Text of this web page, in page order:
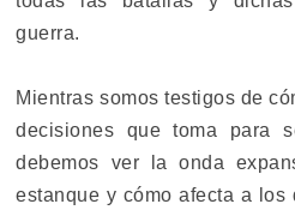
guerra.
Mientras somos testigos de
decisiones que toma para
debemos ver la onda
estanque y cómo afecta a